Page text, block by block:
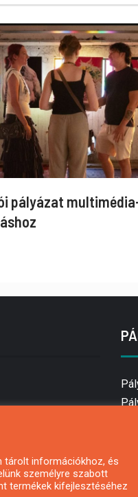
pályázat
tárolt információkhoz, és
személyre szabott
termékek kifejlesztéséhez